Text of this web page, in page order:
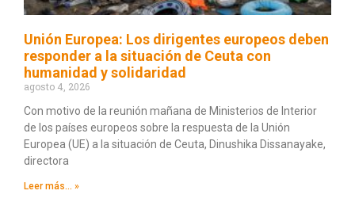
Unión Europea: Los dirigentes europeos deben
responder a la situación de Ceuta con
humanidad y solidaridad
agosto 4, 2026
Con motivo de la reunión mañana de Ministerios de Interior
de los países europeos sobre la respuesta de la Unión
Europea (UE) a la situación de Ceuta, Dinushika Dissanayake,
directora
Leer más... »